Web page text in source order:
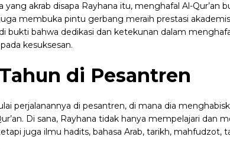
yang akrab disapa Rayhana itu, menghafal Al-Qur’an
membuka pintu gerbang meraih prestasi
bukti bahwa dedikasi dan ketekunan dalam
kesuksesan.
di Pesantren
perjalanannya di pesantren, di mana dia
Di sana, Rayhana tidak hanya mempelajari dan
juga ilmu hadits, bahasa Arab, tarikh, mahfudzot,